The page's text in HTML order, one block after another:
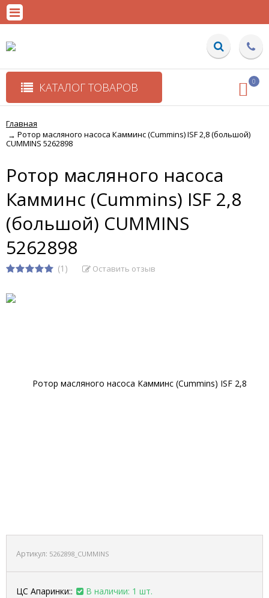
КАТАЛОГ ТОВАРОВ 0
Главная
→ Ротор масляного насоса Камминс (Cummins) ISF 2,8 (большой)
CUMMINS 5262898
Ротор масляного насоса
Камминс (Cummins) ISF 2,8
(большой) CUMMINS
5262898
(1) Оставить отзыв
Артикул: 5262898_CUMMINS
ЦС Апаринки::
В наличии: 1 шт.